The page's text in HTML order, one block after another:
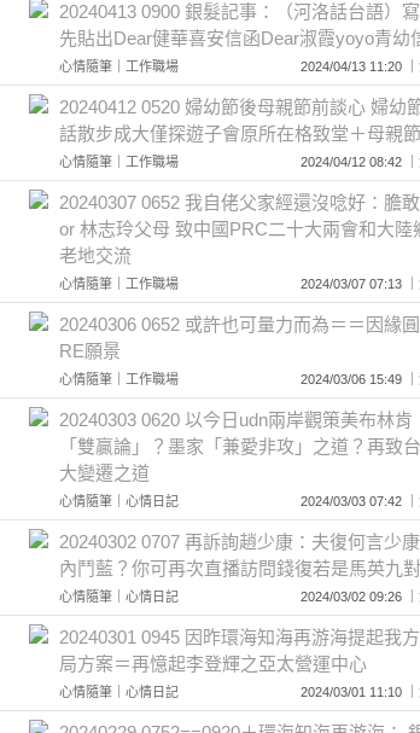
20240413 0900 銀髮記事：（河洛話台語）
先貼出Dear健華喜安信函Dear淑霞yoyo青幼
心情隨筆 工作職場 2024/04/13 11:20
20240412 0520 婦幼節後母親節前談心 婦幼
話散步成大僅探遊子會原所在格致堂＋母親
心情隨筆 工作職場 2024/04/12 08:42
20240307 0652 我自佬父家經還沒唸好：膽
or 林志玲父母 致中國PRC二十大兩會和大陸
老地交流
心情隨筆 工作職場 2024/03/07 07:13
20240306 0652 或許也可量力而為＝＝因緣
RE願景
心情隨筆 工作職場 2024/03/06 15:49
20240303 0620 以今日udn兩岸觀策美布林
「雙贏論」？墨家「兼愛非攻」之道？再致
大變遷之道
心情隨筆 心情日記 2024/03/03 07:42
20240302 0707 再訴詢趙少康：夫復何言少
內鬥藍？你可再次直播訪問錢復若是馬英九
心情隨筆 心情日記 2024/03/02 09:26
20240301 0945 因昨環海知海再游海提起我
局方案＝再憶起李登輝之亞太營運中心
心情隨筆 心情日記 2024/03/01 11:10